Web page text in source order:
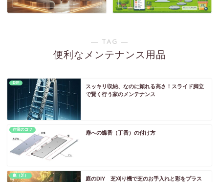
― TAG ―
便利なメンテナンス用品
DIY
スッキリ収納、なのに頼れる高さ！スライド脚立
で賢く行う家のメンテナンス
作業のコツ
扉への蝶番（丁番）の付け方
庭（芝）
庭のDIY 芝刈り機で芝のお手入れと彩をプラス